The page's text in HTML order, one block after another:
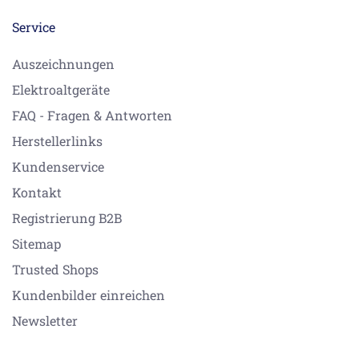
Service
Auszeichnungen
Elektroaltgeräte
FAQ - Fragen & Antworten
Herstellerlinks
Kundenservice
Kontakt
Registrierung B2B
Sitemap
Trusted Shops
Kundenbilder einreichen
Newsletter